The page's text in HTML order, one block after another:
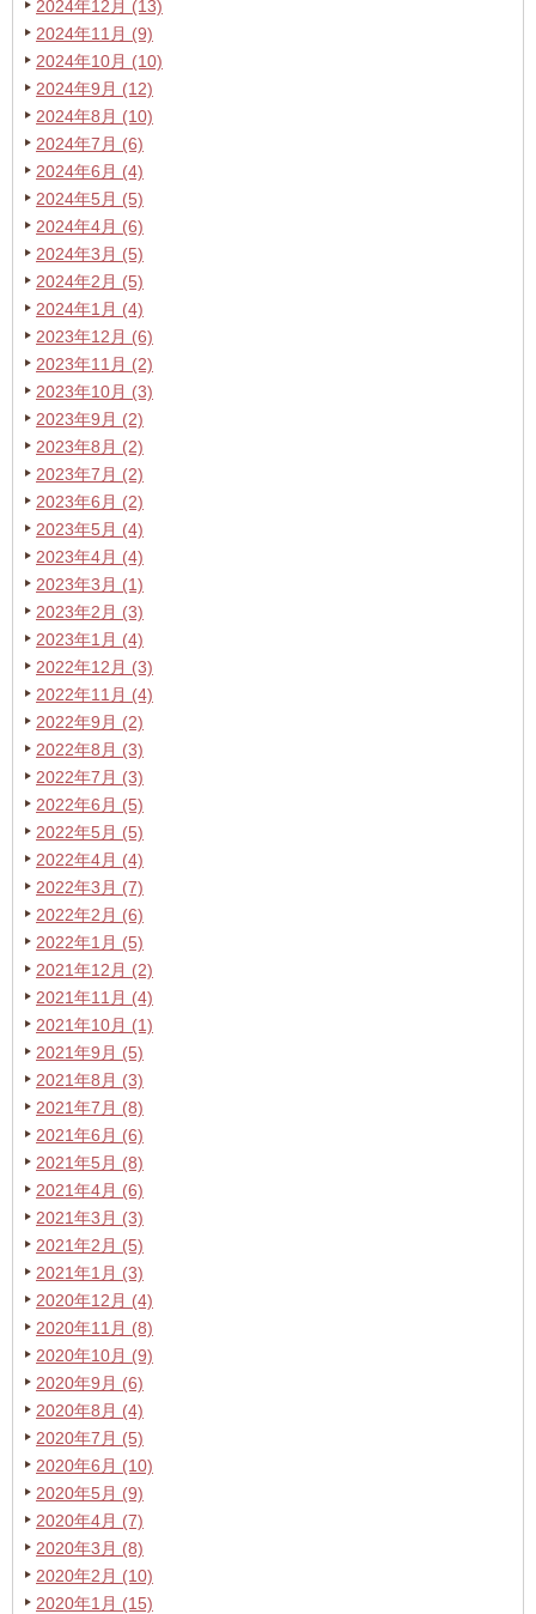
2024年12月 (13)
2024年11月 (9)
2024年10月 (10)
2024年9月 (12)
2024年8月 (10)
2024年7月 (6)
2024年6月 (4)
2024年5月 (5)
2024年4月 (6)
2024年3月 (5)
2024年2月 (5)
2024年1月 (4)
2023年12月 (6)
2023年11月 (2)
2023年10月 (3)
2023年9月 (2)
2023年8月 (2)
2023年7月 (2)
2023年6月 (2)
2023年5月 (4)
2023年4月 (4)
2023年3月 (1)
2023年2月 (3)
2023年1月 (4)
2022年12月 (3)
2022年11月 (4)
2022年9月 (2)
2022年8月 (3)
2022年7月 (3)
2022年6月 (5)
2022年5月 (5)
2022年4月 (4)
2022年3月 (7)
2022年2月 (6)
2022年1月 (5)
2021年12月 (2)
2021年11月 (4)
2021年10月 (1)
2021年9月 (5)
2021年8月 (3)
2021年7月 (8)
2021年6月 (6)
2021年5月 (8)
2021年4月 (6)
2021年3月 (3)
2021年2月 (5)
2021年1月 (3)
2020年12月 (4)
2020年11月 (8)
2020年10月 (9)
2020年9月 (6)
2020年8月 (4)
2020年7月 (5)
2020年6月 (10)
2020年5月 (9)
2020年4月 (7)
2020年3月 (8)
2020年2月 (10)
2020年1月 (15)